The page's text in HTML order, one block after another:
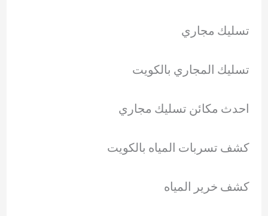
تسليك مجاري
تسليك المجاري بالكويت
احدث مكائن تسليك مجاري
كشف تسربات المياه بالكويت
كشف خرير المياه